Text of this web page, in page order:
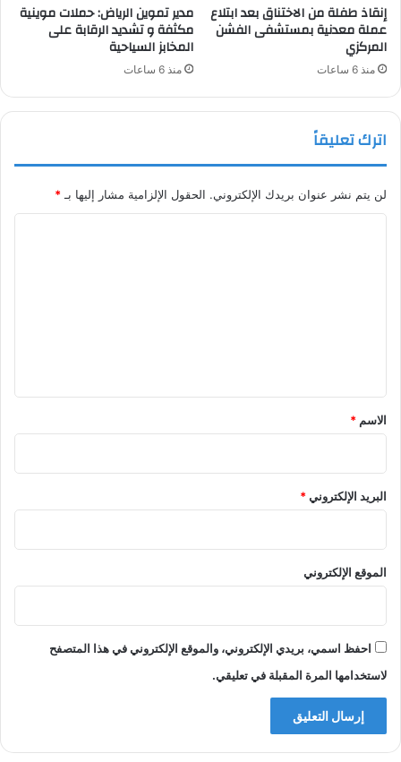
إنقاذ طفلة من الاختناق بعد ابتلاع
عملة معدنية بمستشفى الفشن
المركزي
منذ 6 ساعات
مدير تموين الرياض: حملات موينية
مكثفة و تشديد الرقابة على
المخابز السياحية
منذ 6 ساعات
اترك تعليقاً
لن يتم نشر عنوان بريدك الإلكتروني. الحقول الإلزامية مشار إليها بـ *
*
الاسم *
البريد الإلكتروني*
الموقع الإلكتروني
احفظ اسمي، بريدي الإلكتروني، والموقع الإلكتروني في هذا المتصفح
لاستخدامها المرة المقبلة في تعليقي.